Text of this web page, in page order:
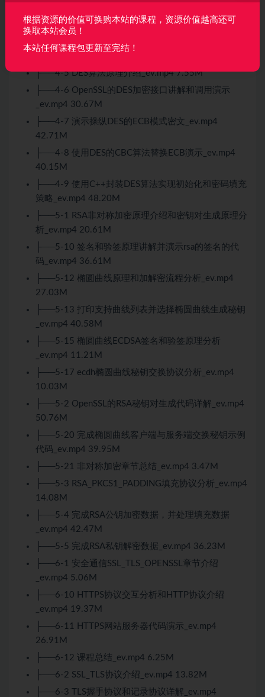
理介绍_ev.mp4 7.25M
├──4-4 通过XOR自己实现一个对称分组加密算法代
├──4-5 DES算法原理介绍_ev.mp4 7.55M
├──4-6 OpenSSL的DES加密接口讲解和调用演示
_ev.mp4 30.67M
├──4-7 演示操纵DES的ECB模式密文_ev.mp4
42.71M
├──4-8 使用DES的CBC算法替换ECB演示_ev.mp4
40.15M
├──4-9 使用C++封装DES算法实现初始化和密码填充
策略_ev.mp4 48.20M
├──5-1 RSA非对称加密原理介绍和密钥对生成原理分
析_ev.mp4 20.61M
├──5-10 签名和验签原理讲解并演示rsa的签名的代
码_ev.mp4 36.61M
├──5-12 椭圆曲线原理和加解密流程分析_ev.mp4
27.03M
├──5-13 打印支持曲线列表并选择椭圆曲线生成秘钥
_ev.mp4 40.58M
├──5-15 椭圆曲线ECDSA签名和验签原理分析
_ev.mp4 11.21M
├──5-17 ecdh椭圆曲线秘钥交换协议分析_ev.mp4
10.03M
├──5-2 OpenSSL的RSA秘钥对生成代码详解_ev.mp4
50.76M
├──5-20 完成椭圆曲线客户端与服务端交换秘钥示例
代码_ev.mp4 39.95M
├──5-21 非对称加密章节总结_ev.mp4 3.47M
├──5-3 RSA_PKCS1_PADDING填充协议分析_ev.mp4
14.08M
├──5-4 完成RSA公钥加密数据，并处理填充数据
_ev.mp4 42.47M
├──5-5 完成RSA私钥解密数据_ev.mp4 36.23M
├──6-1 安全通信SSL_TLS_OPENSSL章节介绍
_ev.mp4 5.06M
├──6-10 HTTPS协议交互分析和HTTP协议介绍
_ev.mp4 19.37M
├──6-11 HTTPS网站服务器代码演示_ev.mp4
26.91M
├──6-12 课程总结_ev.mp4 6.25M
├──6-2 SSL_TLS协议介绍_ev.mp4 13.82M
├──6-3 TLS握手协议和记录协议详解_ev.mp4
根据资源的价值可换购本站的课程，资源价值越高还可
换取本站会员！
本站任何课程包更新至完结！